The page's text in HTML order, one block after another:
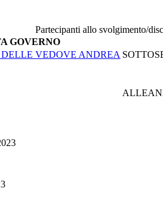
Partecipanti allo svolgimento/
GOVERNO
VEDOVE ANDREA